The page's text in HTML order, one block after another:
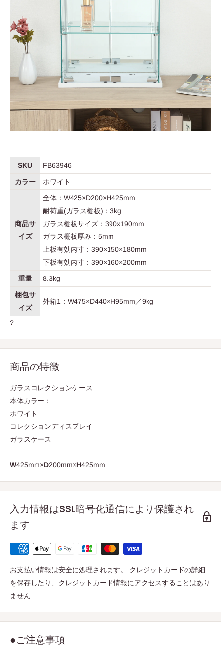
SKU FB63946
カラー ホワイト
商品サ
イズ
全体：W425×D200×H425mm
耐荷重(ガラス棚板)：3kg
ガラス棚板サイズ：390x190mm
ガラス棚板厚み：5mm
上板有効内寸：390×150×180mm
下板有効内寸：390×160×200mm
重量 8.3kg
梱包サ
イズ
外箱1：W475×D440×H95mm／9kg
?
商品の特徴
ガラスコレクションケース
本体カラー：
ホワイト
コレクションディスプレイ
ガラスケース
W425mm×D200mm×H425mm
入力情報はSSL暗号化通信により保護され
ます
お支払い情報は安全に処理されます。 クレジットカードの詳細
を保存したり、クレジットカード情報にアクセスすることはあり
ません
●ご注意事項